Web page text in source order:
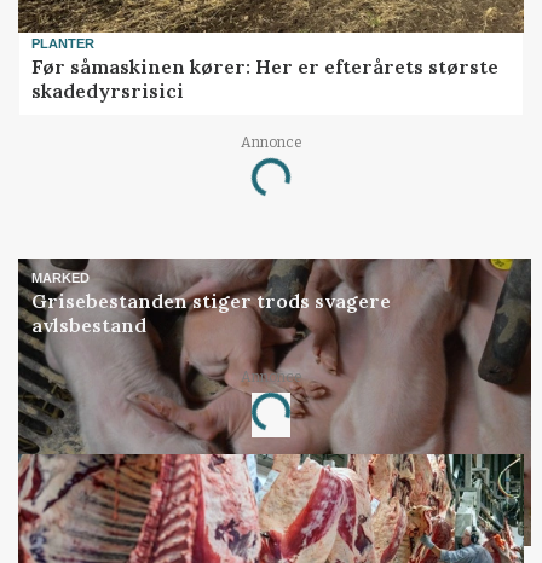
PLANTER
Før såmaskinen kører: Her er efterårets største
skadedyrsrisici
Annonce
Loading...
MARKED
Grisebestanden stiger trods svagere
avlsbestand
Annonce
Loading...